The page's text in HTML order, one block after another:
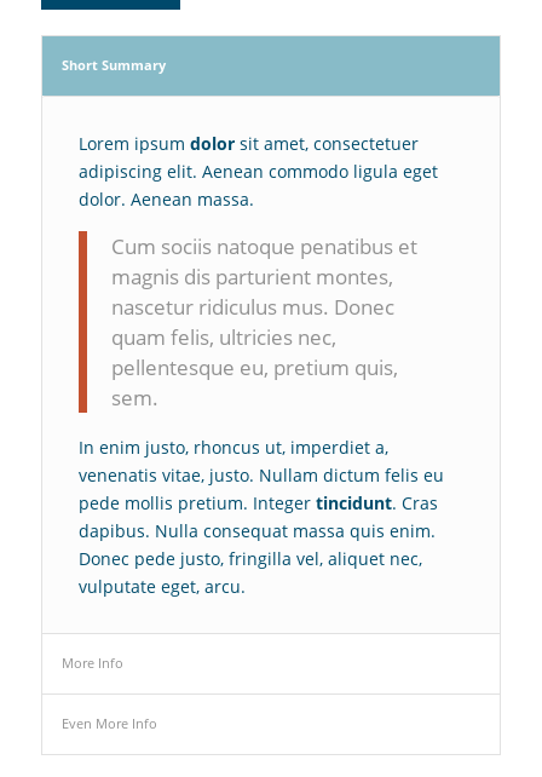
Short Summary
Lorem ipsum dolorsit amet, consectetuer
adipiscing elit. Aenean commodo ligula eget
dolor. Aenean massa.
Cum sociis natoque penatibus et
magnis dis parturient montes,
nascetur ridiculus mus. Donec
quam felis, ultricies nec,
pellentesque eu, pretium quis,
sem.
In enim justo, rhoncus ut, imperdiet a,
venenatis vitae, justo. Nullam dictum felis eu
pede mollis pretium. Integer tincidunt. Cras
dapibus. Nulla consequat massa quis enim.
Donec pede justo, fringilla vel, aliquet nec,
vulputate eget, arcu.
More Info
Even More Info